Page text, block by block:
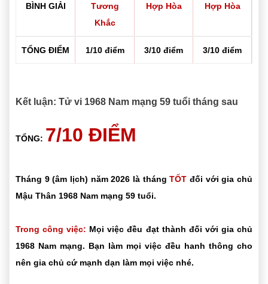
BÌNH GIẢI
Tương
Khắc
Hợp Hòa Hợp Hòa
TỔNG ĐIỂM 1/10 điểm 3/10 điểm 3/10 điểm
Kết luận: Tử vi 1968 Nam mạng 59 tuổi tháng sau
TỔNG: 7/10 ĐIỂM
Tháng 9 (âm lịch) năm 2026 là thángTỐT đối với gia chủ
Mậu Thân 1968 Nam mạng 59 tuổi.
Trong công việc: Mọi việc đều đạt thành đối với gia chủ
1968 Nam mạng. Bạn làm mọi việc đều hanh thông cho
nên gia chủ cứ mạnh dạn làm mọi việc nhé.